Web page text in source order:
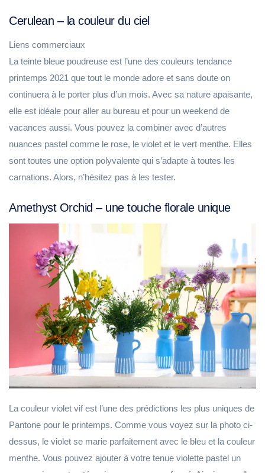
Cerulean – la couleur du ciel
Liens commerciaux
La teinte bleue poudreuse est l’une des couleurs tendance
printemps 2021 que tout le monde adore et sans doute on
continuera à le porter plus d’un mois. Avec sa nature apaisante,
elle est idéale pour aller au bureau et pour un weekend de
vacances aussi. Vous pouvez la combiner avec d’autres
nuances pastel comme le rose, le violet et le vert menthe. Elles
sont toutes une option polyvalente qui s’adapte à toutes les
carnations. Alors, n’hésitez pas à les tester.
Amethyst Orchid – une touche florale unique
La couleur violet vif est l’une des prédictions les plus uniques de
Pantone pour le printemps. Comme vous voyez sur la photo ci-
dessus, le violet se marie parfaitement avec le bleu et la couleur
menthe. Vous pouvez ajouter à votre tenue violette pastel un